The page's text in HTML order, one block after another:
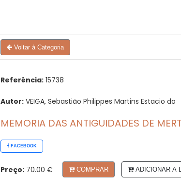
Voltar à Categoria
Referência: 15738
Autor: VEIGA, Sebastião Philippes Martins Estacio da
MEMORIA DAS ANTIGUIDADES DE
FACEBOOK
Preço: 70.00 € COMPRAR ADICIONAR A